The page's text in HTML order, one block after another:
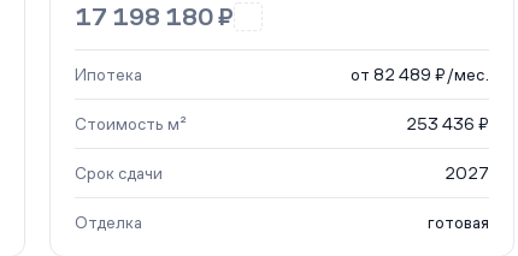
17 198 180 ₽
Ипотека от 82 489 ₽/мес.
Стоимость м² 253 436 ₽
Срок сдачи 2027
Отделка готовая